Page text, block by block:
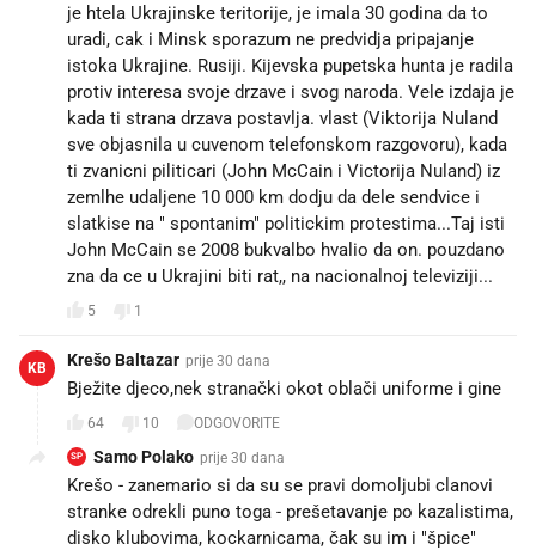
je htela Ukrajinske teritorije, je imala 30 godina da to
uradi, cak i Minsk sporazum ne predvidja pripajanje
istoka Ukrajine. Rusiji. Kijevska pupetska hunta je radila
protiv interesa svoje drzave i svog naroda. Vele izdaja je
kada ti strana drzava postavlja. vlast (Viktorija Nuland
sve objasnila u cuvenom telefonskom razgovoru), kada
ti zvanicni piliticari (John McCain i Victorija Nuland) iz
zemlhe udaljene 10 000 km dodju da dele sendvice i
slatkise na " spontanim" politickim protestima...Taj isti
John McCain se 2008 bukvalbo hvalio da on. pouzdano
zna da ce u Ukrajini biti rat,, na nacionalnoj televiziji...
5 1
KB Krešo Baltazar prije 30 dana
Bježite djeco,nek stranački okot oblači uniforme i gine
64 10 ODGOVORITE
SP Samo Polako prije 30 dana
Krešo - zanemario si da su se pravi domoljubi clanovi
stranke odrekli puno toga - prešetavanje po kazalistima,
disko klubovima, kockarnicama, čak su im i "špice"